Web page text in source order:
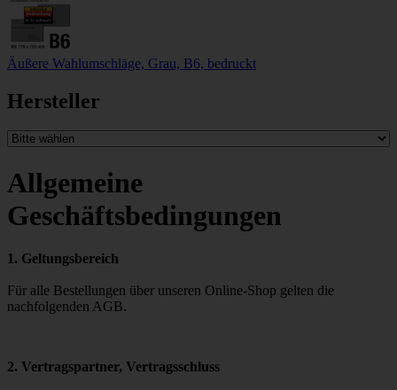
Äußere Wahlumschläge, Grau, B6, bedruckt
Hersteller
Allgemeine
Geschäftsbedingungen
1. Geltungsbereich
Für alle Bestellungen über unseren Online-Shop gelten die
nachfolgenden AGB.
2. Vertragspartner, Vertragsschluss